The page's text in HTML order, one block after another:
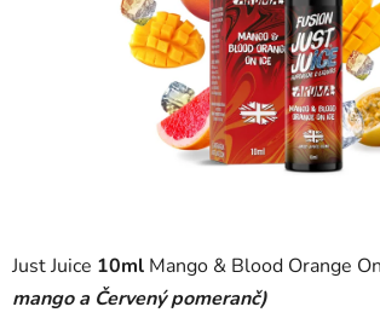
Just Juice 10ml Mango & Blood Orange
mango a Červený pomeranč)